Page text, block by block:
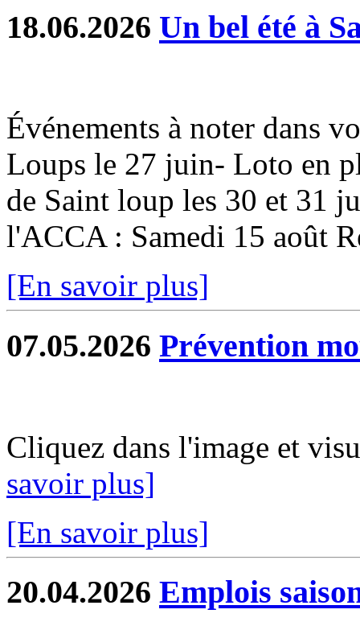
18.06.2026 Un bel été à
Événements à noter dans
Loups le 27 juin- Loto en
de Saint loup les 30 et 31
l'ACCA : Samedi 15 août
[En savoir plus]
07.05.2026 Prévention
Cliquez dans l'image et
savoir plus]
[En savoir plus]
20.04.2026 Emplois